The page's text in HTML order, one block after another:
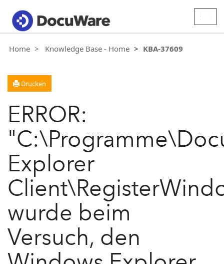
Home Knowledge Base - Home KBA-37609
Drucken
ERROR:
Explorer
wurde beim
Versuch, den